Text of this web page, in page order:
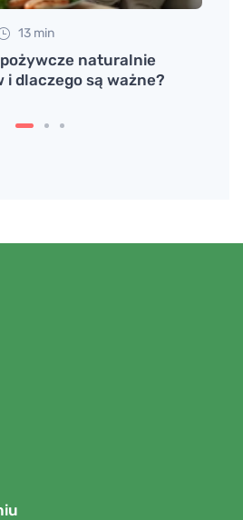
13 min
naturalnie
i dlaczego są ważne?